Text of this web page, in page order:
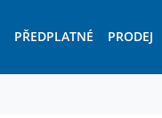
PŘEDPLATNÉ PRODEJ